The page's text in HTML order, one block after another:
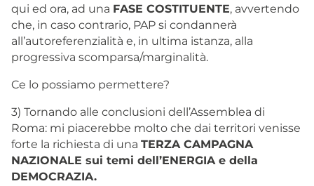
qui ed ora, ad una FASE COSTITUENTE, avvertendo
che, in caso contrario, PAP si condannerà
all’autoreferenzialità e, in ultima istanza, alla
progressiva scomparsa/marginalità.
Ce lo possiamo permettere?
3) Tornando alle conclusioni dell’Assemblea di
Roma: mi piacerebbe molto che dai territori venisse
forte la richiesta di una TERZA CAMPAGNA
NAZIONALE sui temi dell’ENERGIA e della
DEMOCRAZIA.